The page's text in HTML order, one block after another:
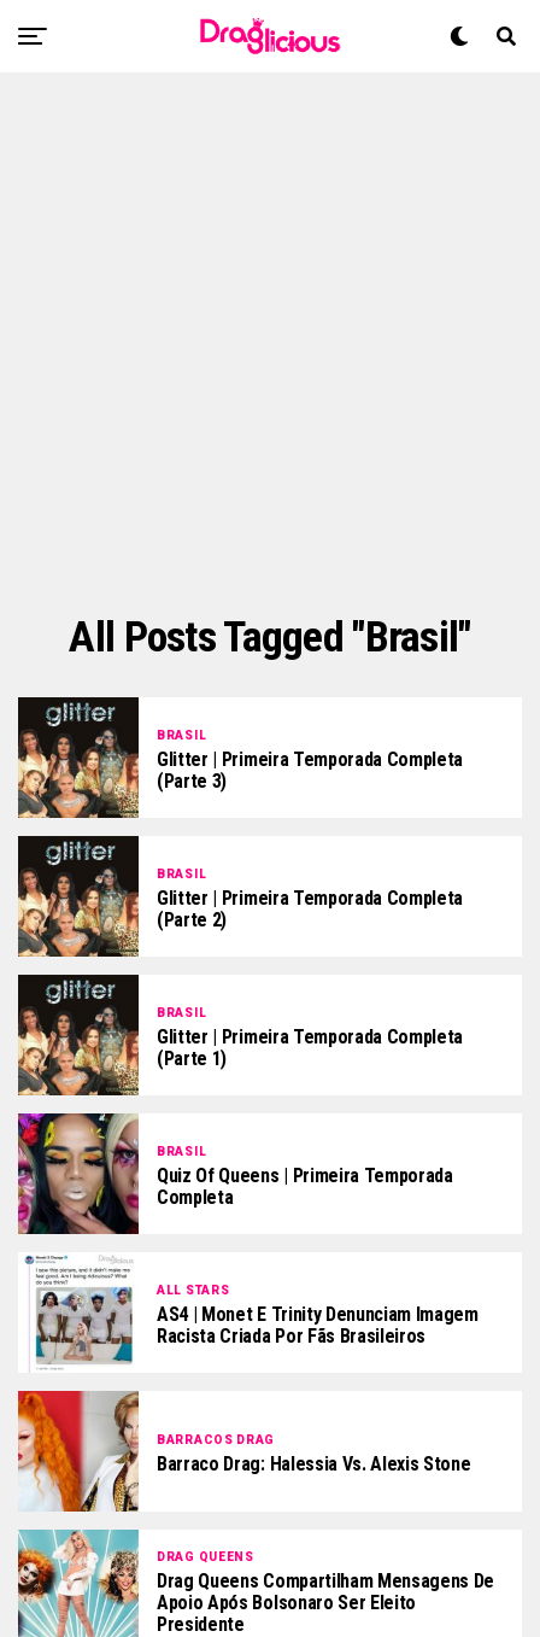
All Posts Tagged "brasil"
BRASIL
Glitter | Primeira Temporada Completa
(parte 3)
BRASIL
Glitter | Primeira Temporada Completa
(parte 2)
BRASIL
Glitter | Primeira Temporada Completa
(parte 1)
BRASIL
Quiz Of Queens | Primeira Temporada
Completa
ALL STARS
AS4 | Monet E Trinity Denunciam Imagem
Racista Criada Por Fãs Brasileiros
BARRACOS DRAG
Barraco Drag: Halessia Vs. Alexis Stone
DRAG QUEENS
Drag Queens Compartilham Mensagens De
Apoio Após Bolsonaro Ser Eleito
Presidente